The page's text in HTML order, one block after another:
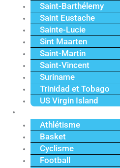
Saint-Barthélemy
Saint Eustache
Sainte-Lucie
Sint Maarten
Saint-Martin
Saint-Vincent
Suriname
Trinidad et Tobago
US Virgin Island
Athlétisme
Basket
Cyclisme
Football